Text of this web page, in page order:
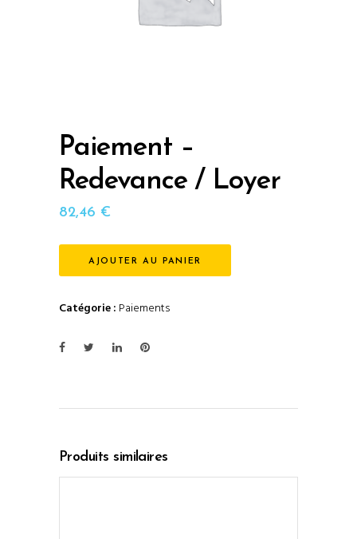
Paiement –
Redevance / Loyer
82,46 €
AJOUTER AU PANIER
Catégorie : Paiements
Produits similaires